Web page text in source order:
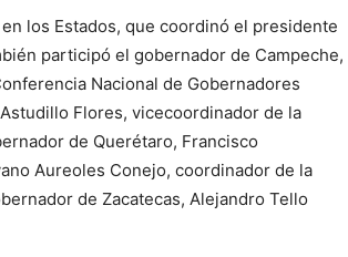
los Estados, que coordinó el presidente
participó el gobernador de Campeche,
Nacional de Gobernadores
Flores, vicecoordinador de la
de Querétaro, Francisco
Aureoles Conejo, coordinador de la
de Zacatecas, Alejandro Tello